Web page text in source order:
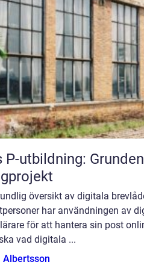
P-utbildning:
översikt av digitala
har användningen av
för att hantera sin post
vad digitala ...
Albertsson